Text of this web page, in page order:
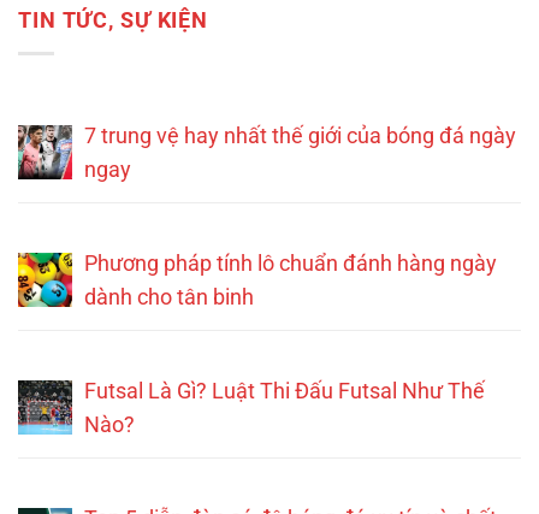
TIN TỨC, SỰ KIỆN
7 trung vệ hay nhất thế giới của bóng đá ngày
ngay
Phương pháp tính lô chuẩn đánh hàng ngày
dành cho tân binh
Futsal Là Gì? Luật Thi Đấu Futsal Như Thế
Nào?